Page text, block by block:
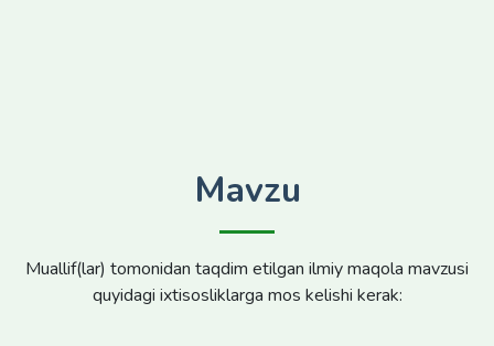
Mavzu
Muallif(lar) tomonidan taqdim etilgan ilmiy maqola mavzusi
quyidagi ixtisosliklarga mos kelishi kerak: